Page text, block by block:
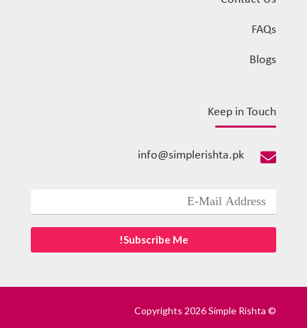
FAQs
Blogs
Keep in Touch

info@simplerishta.pk
© Copyrights 2026 Simple Rishta